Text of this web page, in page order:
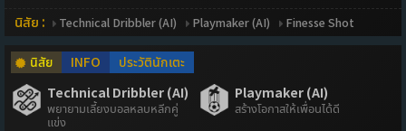
นิสัย : Technical Dribbler (AI) Playmaker (AI) Finesse Shot
นิสัย INFO
ประวัตินักเตะ
Technical Dribbler (AI)
พยายามเลี้ยงบอลหลบหลีกคู่
แข่ง
Playmaker (AI)
สร้างโอกาสให้เพื่อนได้ดี